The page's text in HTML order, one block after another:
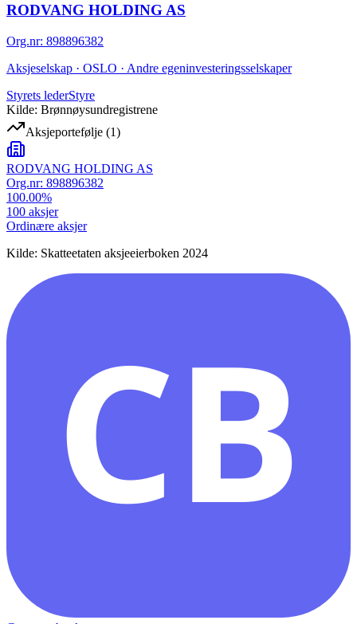
RODVANG HOLDING AS
Org.nr: 898896382
Aksjeselskap · OSLO · Andre egeninvesteringsselskaper
Styrets lederStyre
Kilde: Brønnøysundregistrene
Aksjeportefølje (1)
RODVANG HOLDING AS
Org.nr: 898896382
100.00%
100 aksjer
Ordinære aksjer
Kilde: Skatteetaten aksjeeierboken 2024
CB